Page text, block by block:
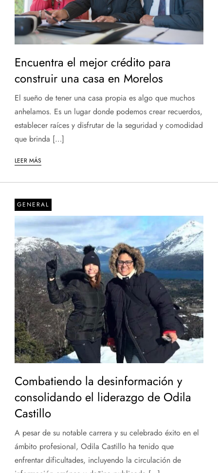
Encuentra el mejor crédito para
construir una casa en Morelos
El sueño de tener una casa propia es algo que muchos
anhelamos. Es un lugar donde podemos crear recuerdos,
establecer raíces y disfrutar de la seguridad y comodidad
que brinda […]
LEER MÁS
GENERAL
Combatiendo la desinformación y
consolidando el liderazgo de Odila
Castillo
A pesar de su notable carrera y su celebrado éxito en el
ámbito profesional, Odila Castillo ha tenido que
enfrentar dificultades, incluyendo la circulación de